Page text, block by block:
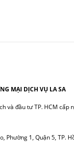
MẠI DỊCH VỤ LA SA
và đầu tư TP. HCM cấp
Phường 1, Quận 5, TP.